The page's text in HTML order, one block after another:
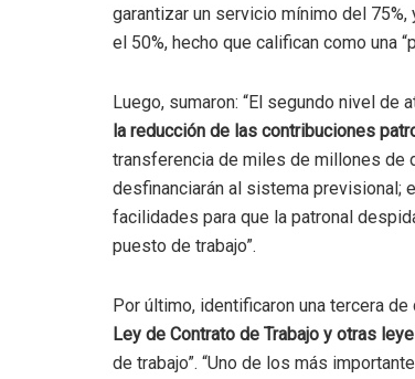
garantizar un servicio mínimo del
el 50%, hecho que califican como una
Luego, sumaron: “El segundo nivel de
la reducción de las contribuciones
transferencia de miles de millones de
desfinanciarán al sistema previsional;
facilidades para que la patronal
puesto de trabajo”.
Por último, identificaron una tercera de
Ley de Contrato de Trabajo y otras
de trabajo”. “Uno de los más